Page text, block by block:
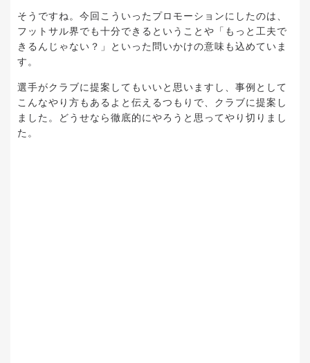
そうですね。今回こういったプロモーションにしたのは、
フットサル界でも十分できるということや「もっと工夫で
きるんじゃない？」といった問いかけの意味も込めていま
す。
選手がクラブに提案してもいいと思いますし、事例として
こんなやり方もあるよと伝えるつもりで、クラブに提案し
ました。どうせなら徹底的にやろうと思ってやり切りまし
た。